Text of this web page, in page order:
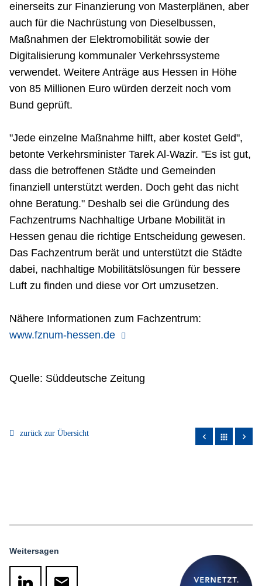
einerseits zur Finanzierung von Masterplänen, aber
auch für die Nachrüstung von Dieselbussen,
Maßnahmen der Elektromobilität sowie der
Digitalisierung kommunaler Verkehrssysteme
verwendet. Weitere Anträge aus Hessen in Höhe
von 85 Millionen Euro würden derzeit noch vom
Bund geprüft.
"Jede einzelne Maßnahme hilft, aber kostet Geld",
betonte Verkehrsminister Tarek Al-Wazir. "Es ist gut,
dass die betroffenen Städte und Gemeinden
finanziell unterstützt werden. Doch geht das nicht
ohne Beratung." Deshalb sei die Gründung des
Fachzentrums Nachhaltige Urbane Mobilität in
Hessen genau die richtige Entscheidung gewesen.
Das Fachzentrum berät und unterstützt die Städte
dabei, nachhaltige Mobilitätslösungen für bessere
Luft zu finden und diese vor Ort umzusetzen.
Nähere Informationen zum Fachzentrum:
www.fznum-hessen.de
Quelle: Süddeutsche Zeitung
zurück zur Übersicht apps
Weitersagen